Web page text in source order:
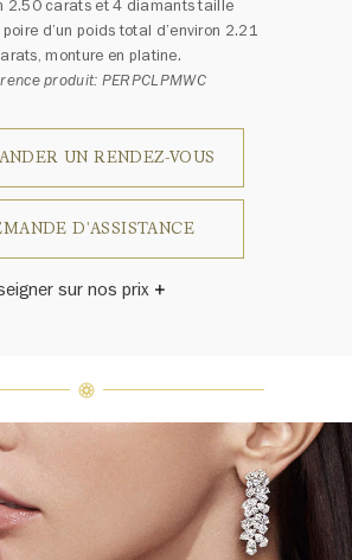
2.50 carats et 4 diamants taille
d’un poids total d’environ 2.21
monture en platine.
produit: PERPCLPMWC
UN RENDEZ-VOUS
D'ASSISTANCE
sur nos prix
Harry Winston présente un
exclusif de diamants
et de pierres précieuses, le
carats et la quantité de
peuvent varier légèrement
à l'autre. Pour obtenir
amples renseignements,